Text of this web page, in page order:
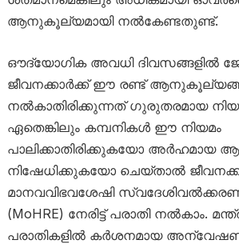
ആനുകൂല്യമായി നൽകേണ്ടതുണ്ട്.
ഔദ്യോഗിക അവധി ദിവസങ്ങളിൽ
ജീവനക്കാർക്ക് ഈ രണ്ട്
നൽകാതിരിക്കുന്നത് ഗുരുതരമായ
ഏതെങ്കിലും കമ്പനികൾ ഈ നിയമം
പാലിക്കാതിരിക്കുകയോ
നിഷേധിക്കുകയോ ചെയ്താൽ
മാനവവിഭവശേഷി
(MoHRE) നേരിട്ട് പരാതി നൽകാം.
പരാതികളിൽ കർശനമായ